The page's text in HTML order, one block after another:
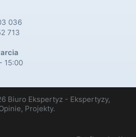
036
713
15:00
Biuro Ekspertyz - Ekspertyzy,
Projekty.